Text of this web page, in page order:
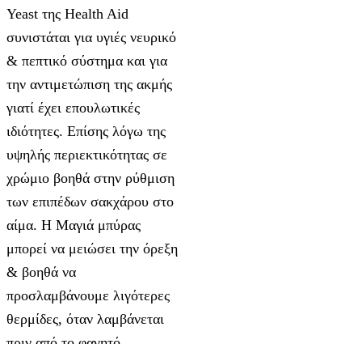
Yeast της Health Aid
συνιστάται για υγιές νευρικό
& πεπτικό σύστημα και για
την αντιμετώπιση της ακμής
γιατί έχει επουλωτικές
ιδιότητες. Επίσης λόγω της
υψηλής περιεκτικότητας σε
χρώμιο βοηθά στην ρύθμιση
των επιπέδων σακχάρου στο
αίμα. Η Μαγιά μπύρας
μπορεί να μειώσει την όρεξη
& βοηθά να
προσλαμβάνουμε λιγότερες
θερμίδες, όταν λαμβάνεται